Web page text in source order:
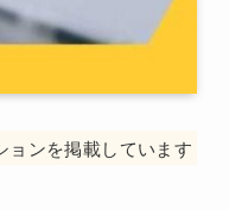
ョンを掲載しています